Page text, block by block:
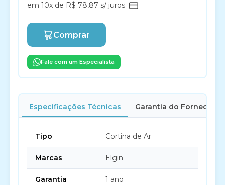
em 10x de R$ 78,87 s/ juros
Comprar
Fale com um Especialista
Especificações Técnicas Garantia do Fornecedor
Tipo Cortina de Ar
Marcas Elgin
Garantia 1 ano